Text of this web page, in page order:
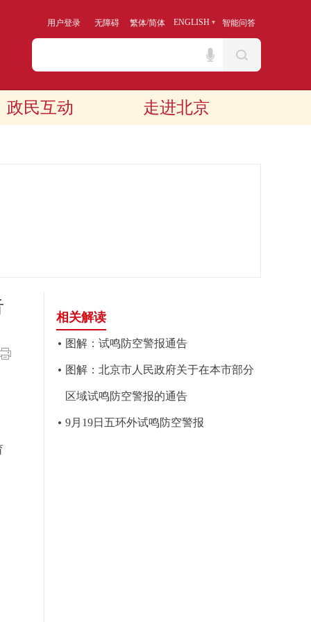
用户登录 无障碍 繁体/简体 ENGLISH 智能问答
政民互动 走进北京
相关解读
图解：试鸣防空警报通告
图解：北京市人民政府关于在本市部分
区域试鸣防空警报的通告
9月19日五环外试鸣防空警报